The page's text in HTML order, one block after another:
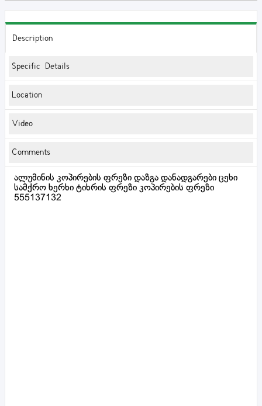
Description
Specific Details
Location
Video
Comments
ალუმინის კოპირების ფრეზი დაზგა დანადგარები ცეხი
სამქრო ხერხი ტიხრის ფრეზი კოპირების ფრეზი
555137132